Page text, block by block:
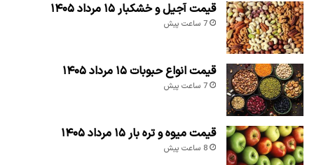
قیمت آجیل و خشکبار ۱۵ مرداد ۱۴۰۵
7 ساعت پیش
قیمت انواع حبوبات ۱۵ مرداد ۱۴۰۵
7 ساعت پیش
قیمت میوه و تره بار ۱۵ مرداد ۱۴۰۵
8 ساعت پیش